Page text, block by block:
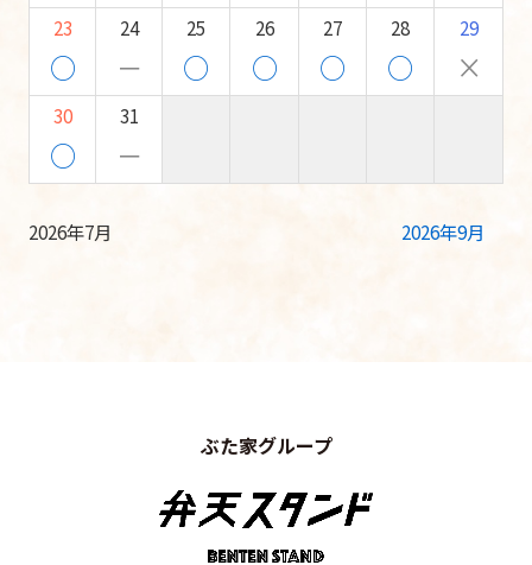
23
○
24
－
25
○
26
○
27
○
28
○
29
×
30
○
31
－
2026年7月 2026年9月
ぶた家グループ